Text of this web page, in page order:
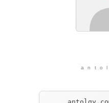
a n t o l